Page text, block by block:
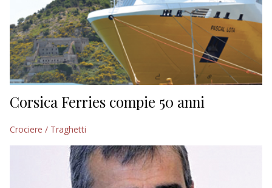
Corsica Ferries compie 50 anni
Crociere / Traghetti